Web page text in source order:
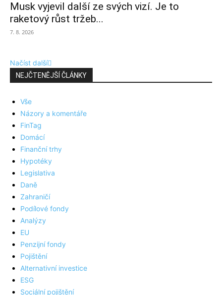
Musk vyjevil další ze svých vizí. Je to
raketový růst tržeb...
7. 8. 2026
Načíst další
NEJČTENĚJŠÍ ČLÁNKY
Vše
Názory a komentáře
FinTag
Domácí
Finanční trhy
Hypotéky
Legislativa
Daně
Zahraničí
Podílové fondy
Analýzy
EU
Penzijní fondy
Pojištění
Alternativní investice
ESG
Sociální pojištění